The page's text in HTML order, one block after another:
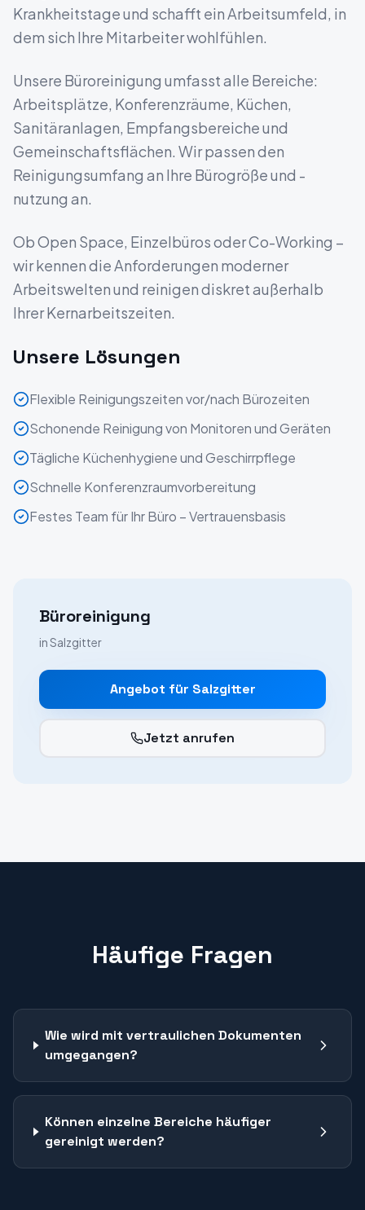
Krankheitstage und schafft ein Arbeitsumfeld, in
dem sich Ihre Mitarbeiter wohlfühlen.
Unsere Büroreinigung umfasst alle Bereiche:
Arbeitsplätze, Konferenzräume, Küchen,
Sanitäranlagen, Empfangsbereiche und
Gemeinschaftsflächen. Wir passen den
Reinigungsumfang an Ihre Bürogröße und -
nutzung an.
Ob Open Space, Einzelbüros oder Co-Working –
wir kennen die Anforderungen moderner
Arbeitswelten und reinigen diskret außerhalb
Ihrer Kernarbeitszeiten.
Unsere Lösungen
Flexible Reinigungszeiten vor/nach Bürozeiten
Schonende Reinigung von Monitoren und Geräten
Tägliche Küchenhygiene und Geschirrpflege
Schnelle Konferenzraumvorbereitung
Festes Team für Ihr Büro – Vertrauensbasis
Büroreinigung
inSalzgitter
Angebot für Salzgitter
Jetzt anrufen
Häufige Fragen
Wie wird mit vertraulichen Dokumenten
umgegangen?
Können einzelne Bereiche häufiger
gereinigt werden?